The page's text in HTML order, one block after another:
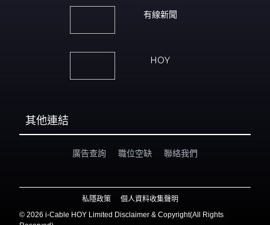
有線新聞
HOY
其他連結
廣告查詢 職位空缺 聯絡我們
私隱政策
個人資料收集聲明
© 2026 i-Cable HOY Limited Disclaimer & Copyright(All Rights